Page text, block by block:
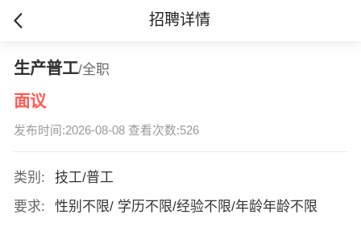
招聘详情
生产普工/全职
面议
发布时间:2026-08-08 查看次数:526
类别:
技工/普工
要求:
性别不限/ 学历不限/经验不限/年龄年龄不限